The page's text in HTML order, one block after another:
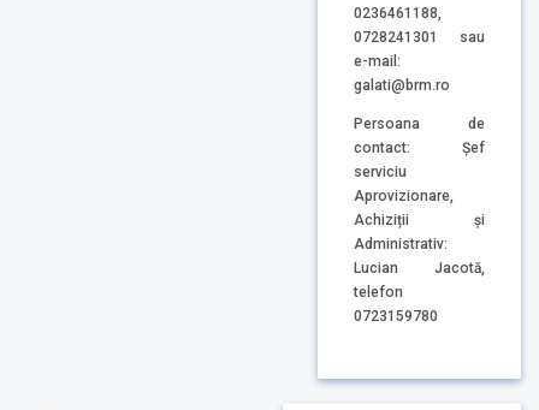
0236461188,
0728241301 sau
e-mail:
galati@brm.ro
Persoana de
contact: Șef
serviciu
Aprovizionare,
Achiziții și
Administrativ:
Lucian Jacotă,
telefon
0723159780